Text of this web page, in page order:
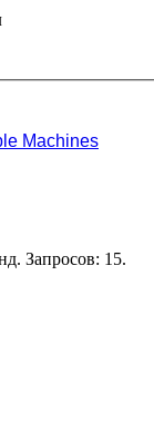
Machines
Запросов: 15.